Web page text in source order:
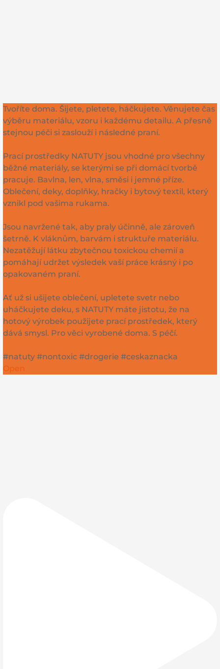
Tvoříte doma. Šijete, pletete, háčkujete. Věnujete čas
výběru materiálu, vzoru i každému detailu. A přesně
stejnou péči si zaslouží i následné praní.
Prací prostředky NATUTY jsou vhodné pro všechny
běžné materiály, se kterými se při domácí tvorbě
pracuje. Bavlna, len, vlna, směsi i jemné příze.
Oblečení, deky, doplňky, hračky i bytový textil, který
vznikl pod vašima rukama.
Jsou navržené tak, aby praly účinně, ale zároveň
šetrně. K vláknům, barvám i struktuře materiálu.
Nezatěžují látku zbytečnou toxickou chemií a
pomáhají udržet výsledek vaší práce krásný i po
opakovaném praní.
Ať už si ušijete oblečení, upletete svetr nebo
uháčkujete deku, s NATUTY máte jistotu, že na
hotový výrobek použijete prací prostředek, který
dává smysl. Pro věci vyrobené doma. S péčí.
#natuty #nontoxic #drogerie #ceskaznacka
Open